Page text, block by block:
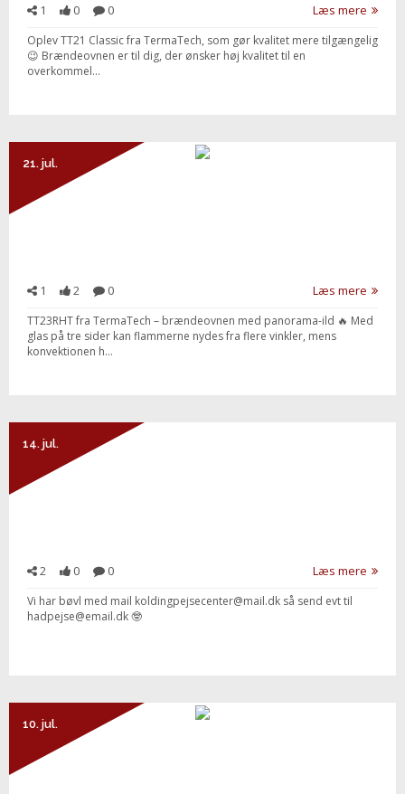
1 0 0 Læs mere
Oplev TT21 Classic fra TermaTech, som gør kvalitet mere tilgængelig
😉 Brændeovnen er til dig, der ønsker høj kvalitet til en
overkommel...
21. jul.
1 2 0 Læs mere
TT23RHT fra TermaTech – brændeovnen med panorama-ild 🔥 Med
glas på tre sider kan flammerne nydes fra flere vinkler, mens
konvektionen h...
14. jul.
2 0 0 Læs mere
Vi har bøvl med mail koldingpejsecenter@mail.dk så send evt til
hadpejse@email.dk 🤓
10. jul.